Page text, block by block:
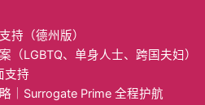
持（德州版）
（LGBTQ、单身人士、跨国夫妇）
持
｜Surrogate Prime 全程护航